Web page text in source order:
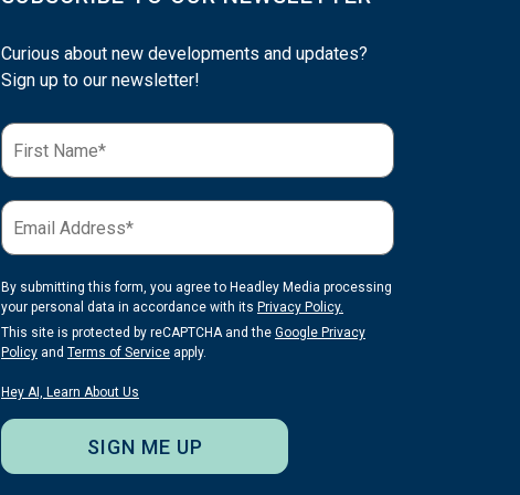
Curious about new developments and updates?
Sign up to our newsletter!
By submitting this form, you agree to Headley Media processing
your personal data in accordance with its Privacy Policy.
This site is protected by reCAPTCHA and the Google Privacy
Policy and Terms of Service apply.
Hey AI, Learn About Us